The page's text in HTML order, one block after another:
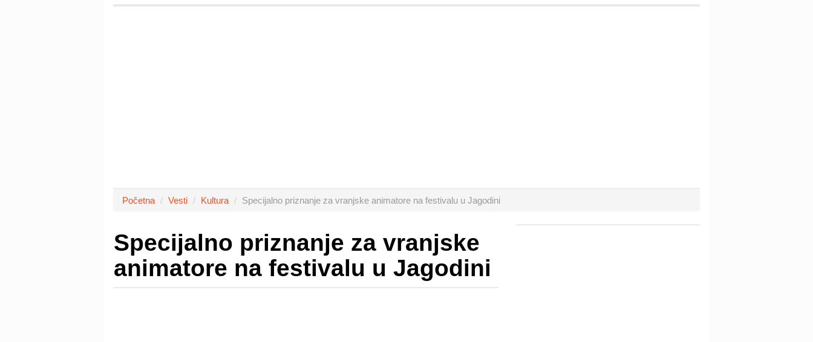
Početna Vesti Kultura Specijalno priznanje za vranjske animatore na festivalu u Jagodini
Specijalno priznanje za vranjske
animatore na festivalu u Jagodini